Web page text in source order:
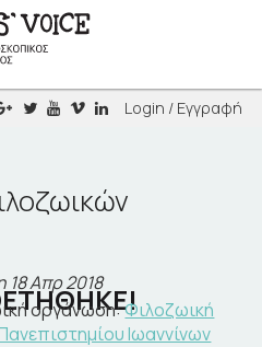
Login / Εγγραφή
18 Απρ 2018
οργάνωση:Φιλοζωική
Ιωαννίνων